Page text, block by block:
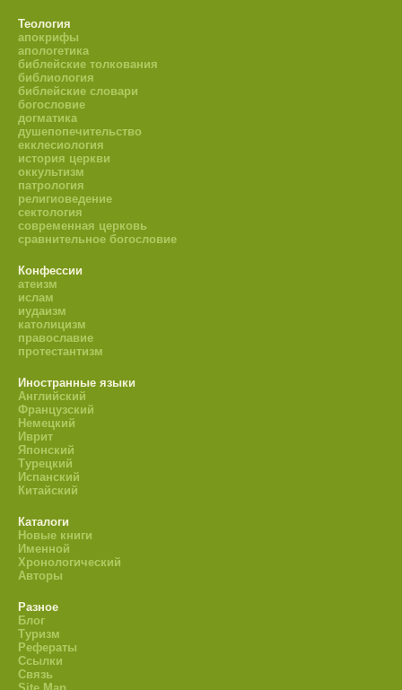
Теология
апокрифы
апологетика
библейские толкования
библиология
библейские словари
богословие
догматика
душепопечительство
екклесиология
история церкви
оккультизм
патрология
религиоведение
сектология
современная церковь
сравнительное богословие
Конфессии
атеизм
ислам
иудаизм
католицизм
православие
протестантизм
Иностранные языки
Английский
Французский
Немецкий
Иврит
Японский
Турецкий
Испанский
Китайский
Каталоги
Новые книги
Именной
Хронологический
Авторы
Разное
Блог
Туризм
Рефераты
Ссылки
Связь